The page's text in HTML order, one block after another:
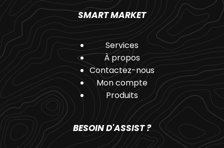
SMART MARKET
Services
À propos
Contactez-nous
Mon compte
Produits
BESOIN D'ASSIST ?